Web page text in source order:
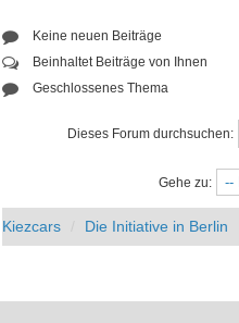
Keine neuen Beiträge
Beinhaltet Beiträge von Ihnen
Geschlossenes Thema
Dieses Forum durchsuchen:
Gehe zu:
Kiezcars Die Initiative in Berlin